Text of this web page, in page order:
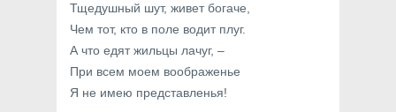
Тщедушный шут, живет богаче,
Чем тот, кто в поле водит плуг.
А что едят жильцы лачуг, –
При всем моем воображенье
Я не имею представленья!